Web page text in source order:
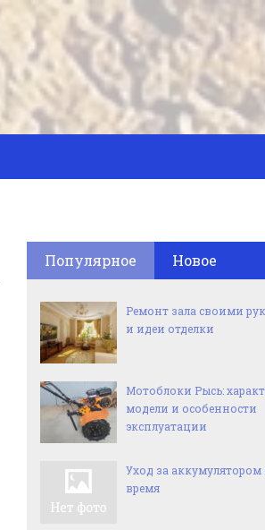
Популярное Новое
Ремонт зала своими
и идеи отделки
Мотоблоки Рысь:
модели и особенности
эксплуатации
Уход за аккумулятором
время